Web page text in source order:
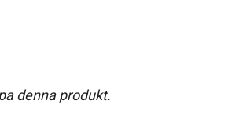
denna produkt.